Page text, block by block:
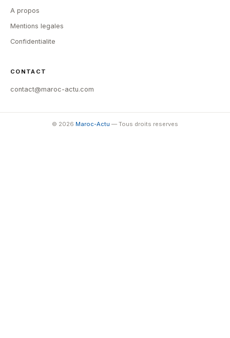
A propos
Mentions legales
Confidentialite
CONTACT
contact@maroc-actu.com
© 2026 Maroc-Actu — Tous droits reserves